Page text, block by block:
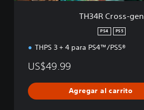
TH34R Cross-gen
PS4 PS5
THPS 3 + 4 para PS4™/PS5®
US$49.99
Agregar al carrito